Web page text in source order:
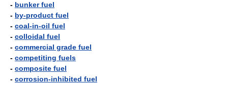
- bunker fuel
- by-product fuel
- coal-in-oil fuel
- colloidal fuel
- commercial grade fuel
- competiting fuels
- composite fuel
- corrosion-inhibited fuel